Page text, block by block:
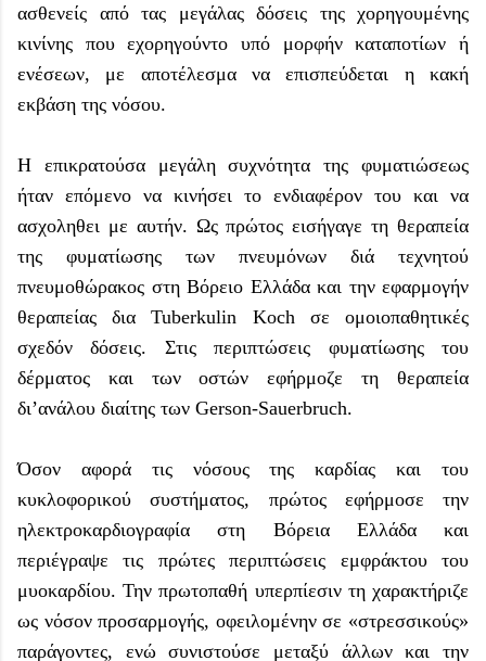
ασθενείς από τας μεγάλας δόσεις της χορηγουμένης
κινίνης που εχορηγούντο υπό μορφήν καταποτίων ή
ενέσεων, με αποτέλεσμα να επισπεύδεται η κακή
εκβάση της νόσου.
Η επικρατούσα μεγάλη συχνότητα της φυματιώσεως
ήταν επόμενο να κινήσει το ενδιαφέρον του και να
ασχοληθει με αυτήν. Ως πρώτος εισήγαγε τη θεραπεία
της φυματίωσης των πνευμόνων διά τεχνητού
πνευμοθώρακος στη Βόρειο Ελλάδα και την εφαρμογήν
θεραπείας δια Tuberkulin Koch σε ομοιοπαθητικές
σχεδόν δόσεις. Στις περιπτώσεις φυματίωσης του
δέρματος και των οστών εφήρμοζε τη θεραπεία
δι’ανάλου διαίτης των Gerson-Sauerbruch.
Όσον αφορά τις νόσους της καρδίας και του
κυκλοφορικού συστήματος, πρώτος εφήρμοσε την
ηλεκτροκαρδιογραφία στη Βόρεια Ελλάδα και
περιέγραψε τις πρώτες περιπτώσεις εμφράκτου του
μυοκαρδίου. Την πρωτοπαθή υπερπίεσιν τη χαρακτήριζε
ως νόσον προσαρμογής, οφειλομένην σε «στρεσσικούς»
παράγοντες, ενώ συνιστούσε μεταξύ άλλων και την